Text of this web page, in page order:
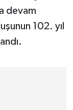
devam
102. yıl